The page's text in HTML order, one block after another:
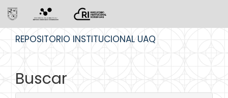
REPOSITORIO INSTITUCIONAL UAQ
Buscar